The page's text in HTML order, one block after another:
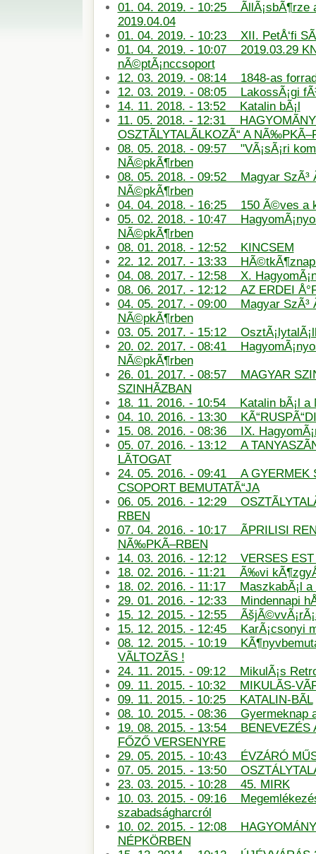
01. 04. 2019. - 10:25 ÃllÃ¡sbÃ¶rze
2019.04.04
01. 04. 2019. - 10:23 XII. PetÅ‘fi
01. 04. 2019. - 10:07 2019.03.29
nÃ©ptÃ¡nccsoport
12. 03. 2019. - 08:14 1848-as
12. 03. 2019. - 08:05 LakossÃ¡gi
14. 11. 2018. - 13:52 Katalin bÃ¡l
11. 05. 2018. - 12:31
OSZTÃLYTALÃLKOZÃ“ A
08. 05. 2018. - 09:57 "VÃ¡sÃ¡ri
NÃ©pkÃ¶rben
08. 05. 2018. - 09:52 Magyar SzÃ³
NÃ©pkÃ¶rben
04. 04. 2018. - 16:25 150 Ã©ves a
05. 02. 2018. - 10:47
NÃ©pkÃ¶rben
08. 01. 2018. - 12:52 KINCSEM
22. 12. 2017. - 13:33 HÃ©tkÃ¶znapi
04. 08. 2017. - 12:58 X.
08. 06. 2017. - 12:12 AZ ERDEI
04. 05. 2017. - 09:00 Magyar SzÃ³
NÃ©pkÃ¶rben
03. 05. 2017. - 15:12
20. 02. 2017. - 08:41
NÃ©pkÃ¶rben
26. 01. 2017. - 08:57 MAGYAR
SZINHÃZBAN
18. 11. 2016. - 10:54 Katalin bÃ¡l a
04. 10. 2016. - 13:30
15. 08. 2016. - 08:36 IX.
05. 07. 2016. - 13:12 A
LÃTOGAT
24. 05. 2016. - 09:41 A GYERMEK
CSOPORT BEMUTATÃ“JA
06. 05. 2016. - 12:29
RBEN
07. 04. 2016. - 10:17 ÃPRILISI
NÃ‰PKÃ–RBEN
14. 03. 2016. - 12:12 VERSES
18. 02. 2016. - 11:21 Ã‰vi
18. 02. 2016. - 11:17 MaszkabÃ¡l a
29. 01. 2016. - 12:33 Mindennapi
15. 12. 2015. - 12:55
15. 12. 2015. - 12:45 KarÃ¡csonyi
08. 12. 2015. - 10:19
VÃLTOZÃS !
24. 11. 2015. - 09:12 MikulÃ¡s
09. 11. 2015. - 10:32 MIKULÃS-
09. 11. 2015. - 10:25 KATALIN-BÃL
08. 10. 2015. - 08:36 Gyermeknap
19. 08. 2015. - 13:54 BENEVEZÉS
FŐZŐ VERSENYRE
29. 05. 2015. - 10:43 ÉVZÁRÓ
07. 05. 2015. - 13:50
23. 03. 2015. - 10:28 45. MIRK
10. 03. 2015. - 09:16
szabadságharcról
10. 02. 2015. - 12:08
NÉPKÖRBEN